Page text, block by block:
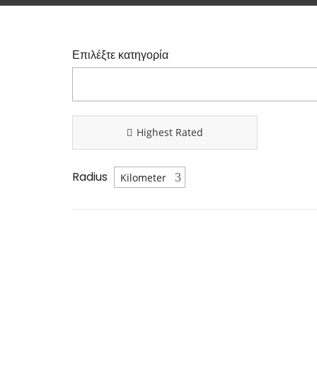
Επιλέξτε κατηγορία
Highest Rated
Radius